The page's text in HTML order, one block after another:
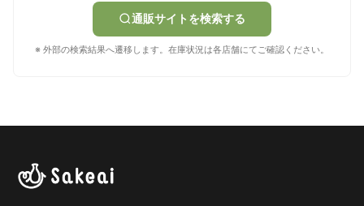
通販サイトを検索する
※ 外部の検索結果へ遷移します。在庫状況は各店舗にてご確認ください。